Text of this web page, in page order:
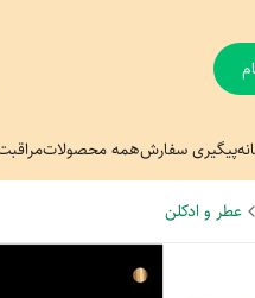
پیگیری سفارشهمه محصولات
عطر و ادکلن